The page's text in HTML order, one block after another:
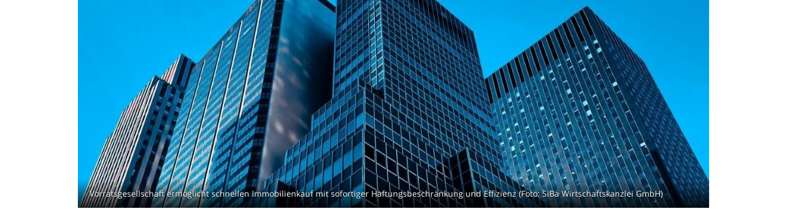
Vorratsgesellschaft ermöglicht schnellen Immobilienkauf mit sofortiger Haftungsbeschränkung und Effizienz (Foto: SiBa Wirtschaftskanzlei GmbH)